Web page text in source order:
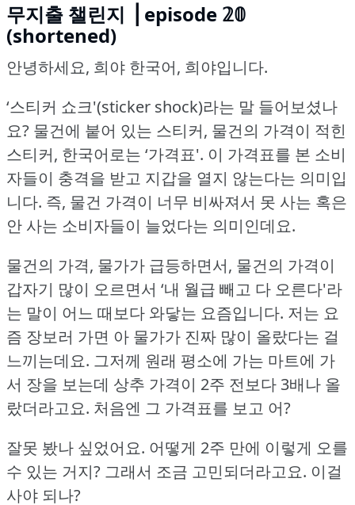
무지출 챌린지 ⎟ episode 𝟚𝟘
(shortened)
안녕하세요, 희야 한국어, 희야입니다.
‘스티커 쇼크'(sticker shock)라는 말 들어보셨나
요? 물건에 붙어 있는 스티커, 물건의 가격이 적힌
스티커, 한국어로는 ‘가격표'. 이 가격표를 본 소비
자들이 충격을 받고 지갑을 열지 않는다는 의미입
니다. 즉, 물건 가격이 너무 비싸져서 못 사는 혹은
안 사는 소비자들이 늘었다는 의미인데요.
물건의 가격, 물가가 급등하면서, 물건의 가격이
갑자기 많이 오르면서 ‘내 월급 빼고 다 오른다'라
는 말이 어느 때보다 와닿는 요즘입니다. 저는 요
즘 장보러 가면 아 물가가 진짜 많이 올랐다는 걸
느끼는데요. 그저께 원래 평소에 가는 마트에 가
서 장을 보는데 상추 가격이 2주 전보다 3배나 올
랐더라고요. 처음엔 그 가격표를 보고 어?
잘못 봤나 싶었어요. 어떻게 2주 만에 이렇게 오를
수 있는 거지? 그래서 조금 고민되더라고요. 이걸
사야 되나?